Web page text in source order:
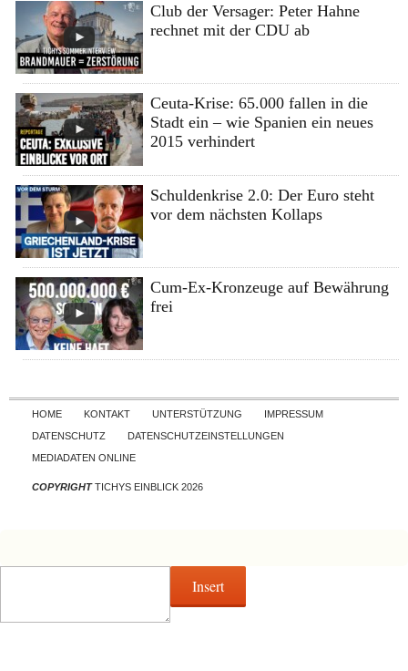
Club der Versager: Peter Hahne
rechnet mit der CDU ab
Ceuta-Krise: 65.000 fallen in die
Stadt ein – wie Spanien ein neues
2015 verhindert
Schuldenkrise 2.0: Der Euro steht
vor dem nächsten Kollaps
Cum-Ex-Kronzeuge auf Bewährung
frei
Skip to content
HOME KONTAKT UNTERSTÜTZUNG
IMPRESSUM
DATENSCHUTZ
DATENSCHUTZEINSTELLUNGEN
MEDIADATEN ONLINE
COPYRIGHTTICHYS EINBLICK 2026
Insert